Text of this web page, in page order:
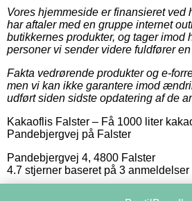
Vores hjemmeside er finansieret
har aftaler med en gruppe internet
butikkernes produkter, og tager imod
personer vi sender videre fuldfører
Fakta vedrørende produkter og e-
men vi kan ikke garantere imod
udført siden sidste opdatering af de
Kakaoflis Falster – Få 1000 liter
Pandebjergvej på Falster
Pandebjergvej 4, 4800 Falster
4.7 stjerner baseret på 3 anmeldelser